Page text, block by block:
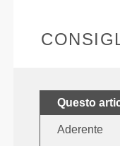
Questo
Aderente